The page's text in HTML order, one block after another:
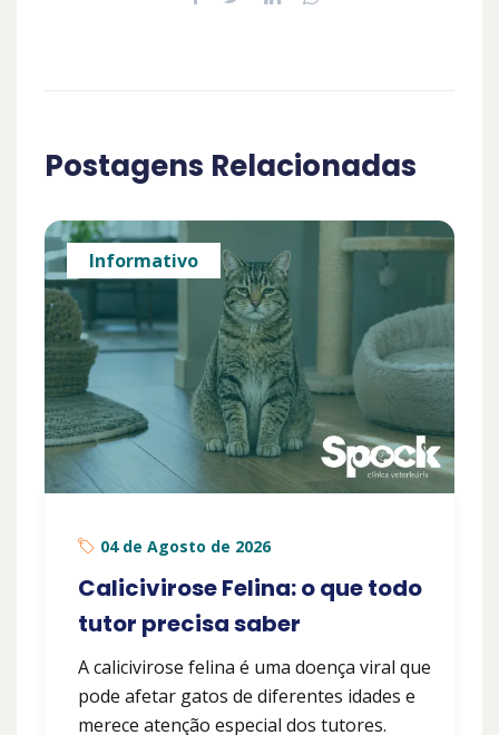
Postagens Relacionadas
Informativo
04 de Agosto de 2026
Calicivirose Felina: o que todo
tutor precisa saber
A calicivirose felina é uma doença viral que
pode afetar gatos de diferentes idades e
merece atenção especial dos tutores.